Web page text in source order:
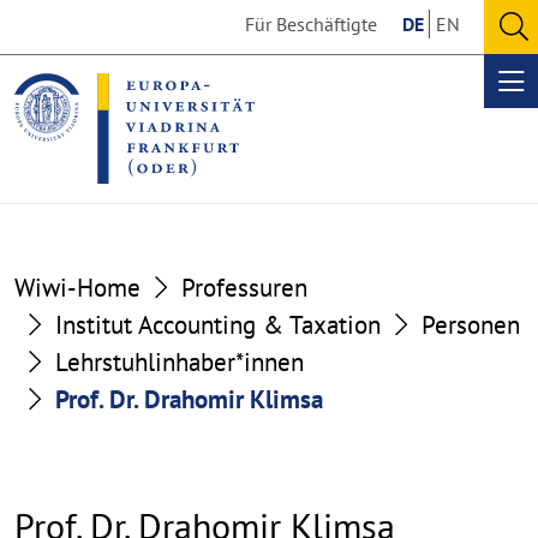
the
content
section
the
footer
section
Für Beschäftigte DE EN
Wiwi-Home
Professuren
Institut Accounting & Taxation
Personen
Lehrstuhlinhaber*innen
Prof. Dr. Drahomir Klimsa
Prof. Dr. Drahomir Klimsa